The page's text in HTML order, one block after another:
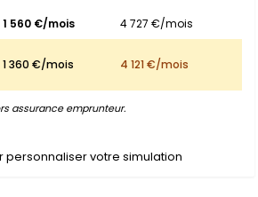
1 560 €/mois
4 727 €/mois
1 360 €/mois 4 121 €/mois
assurance emprunteur.
votre simulation